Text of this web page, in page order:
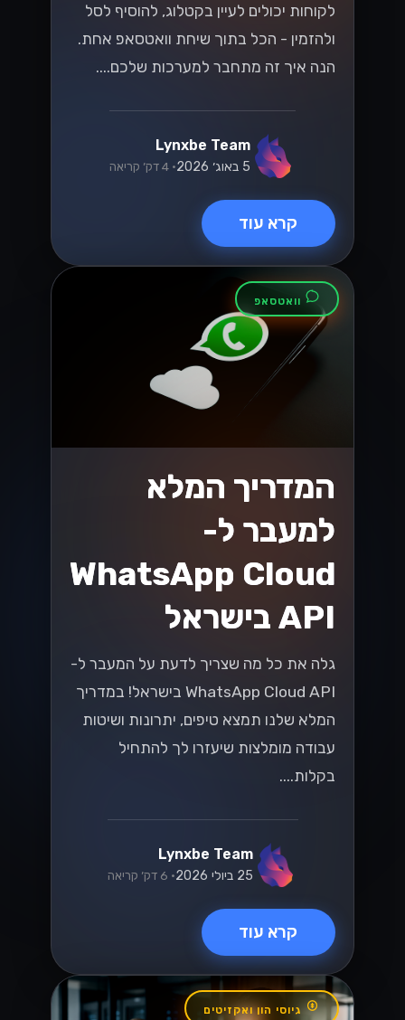
לקוחות יכולים לעיין בקטלוג, להוסיף לסל
ולהזמין - הכל בתוך שיחת וואטסאפ אחת.
הנה איך זה מתחבר למערכות שלכם....
Lynxbe Team
5 באוג׳ 2026 • 4 דק׳ קריאה
קרא עוד
וואטסאפ
המדריך המלא
למעבר ל-
WhatsApp Cloud
API בישראל
גלה את כל מה שצריך לדעת על המעבר ל-
WhatsApp Cloud API בישראל! במדריך
המלא שלנו תמצא טיפים, יתרונות ושיטות
עבודה מומלצות שיעזרו לך להתחיל
בקלות....
Lynxbe Team
25 ביולי 2026 • 6 דק׳ קריאה
קרא עוד
גיוסי הון ואקזיטים